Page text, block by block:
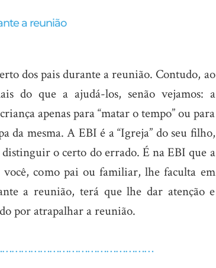
a reunião
dos pais durante a reunião. Contudo, ao
do que a ajudá-los, senão vejamos: a
apenas para “matar o tempo” ou para
da mesma. A EBI é a “Igreja” do seu filho,
o certo do errado. É na EBI que a
você, como pai ou familiar, lhe faculta em
a reunião, terá que lhe dar atenção e
por atrapalhar a reunião.